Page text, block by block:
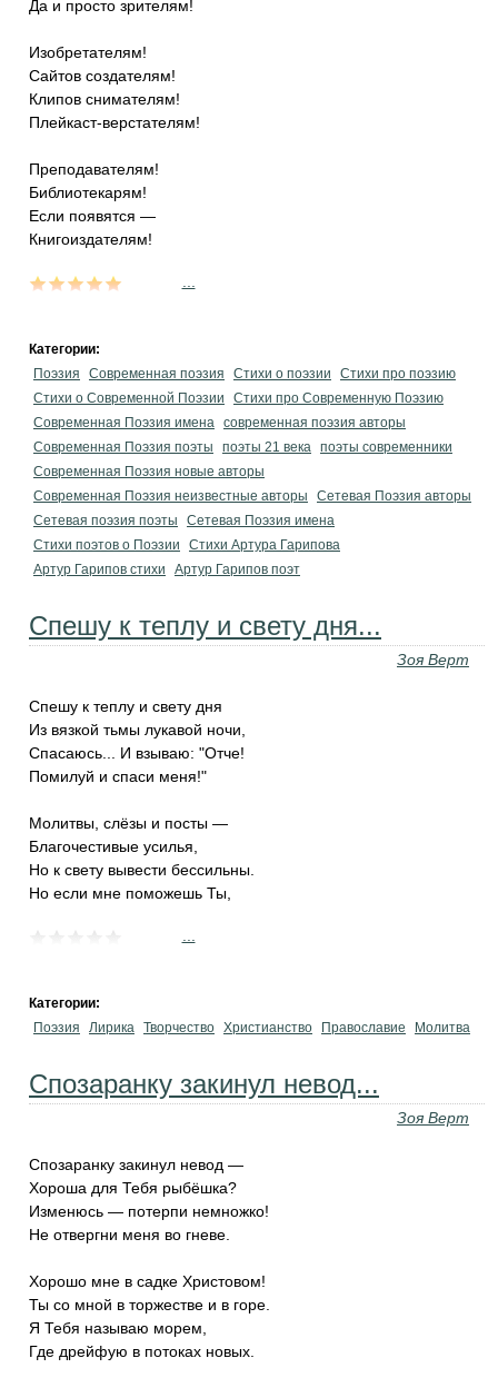
Да и просто зрителям!
Изобретателям!
Сайтов создателям!
Клипов снимателям!
Плейкаст-верстателям!
Преподавателям!
Библиотекарям!
Если появятся —
Книгоиздателям!
Категории:
Поэзия
Современная поэзия Стихи о поэзии
Стихи про поэзию
Стихи о Современной Поэзии
Стихи про Современную Поэзию
Современная Поэзия имена современная поэзия авторы
Современная Поэзия поэты
поэты 21 века поэты современники
Современная Поэзия новые авторы
Современная Поэзия неизвестные авторы
Сетевая Поэзия авторы
Сетевая поэзия поэты
Сетевая Поэзия имена
Стихи поэтов о Поэзии
Стихи Артура Гарипова
Артур Гарипов стихи
Артур Гарипов поэт
Спешу к теплу и свету дня...
Зоя Верт
Спешу к теплу и свету дня
Из вязкой тьмы лукавой ночи,
Спасаюсь... И взываю: "Отче!
Помилуй и спаси меня!"
Молитвы, слёзы и посты —
Благочестивые усилья,
Но к свету вывести бессильны.
Но если мне поможешь Ты,
Категории:
Поэзия
Лирика Творчество Христианство Православие Молитва
Спозаранку закинул невод...
Зоя Верт
Спозаранку закинул невод —
Хороша для Тебя рыбёшка?
Изменюсь — потерпи немножко!
Не отвергни меня во гневе.
Хорошо мне в садке Христовом!
Ты со мной в торжестве и в горе.
Я Тебя называю морем,
Где дрейфую в потоках новых.